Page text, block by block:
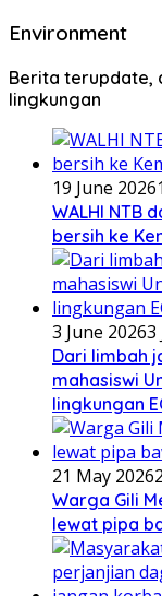
Environment
Berita terupdate,
lingkungan
19 June 2026
WALHI NTB
bersih ke
3 June 20263
Dari limbah
mahasiswi
lingkungan
21 May 2026
Warga Gili
lewat pipa